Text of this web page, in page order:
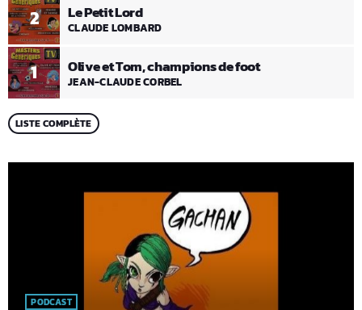
1 Olive et Tom, champions de foot
JEAN-CLAUDE CORBEL
2 Le Petit Lord
CLAUDE LOMBARD
LISTE COMPLÈTE
PODCAST